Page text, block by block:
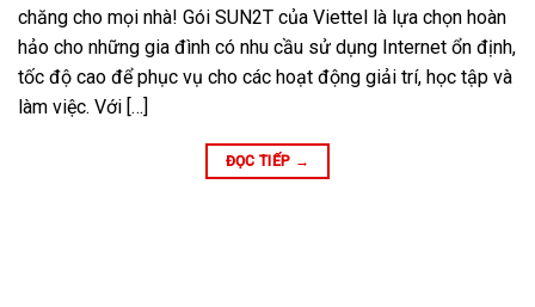
chăng cho mọi nhà! Gói SUN2T của Viettel là lựa chọn hoàn
hảo cho những gia đình có nhu cầu sử dụng Internet ổn định,
tốc độ cao để phục vụ cho các hoạt động giải trí, học tập và
làm việc. Với […]
ĐỌC TIẾP →